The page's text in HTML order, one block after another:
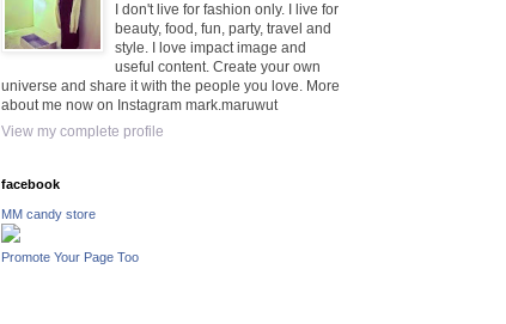
I don't live for fashion only. I live for
beauty, food, fun, party, travel and
style. I love impact image and
useful content. Create your own
universe and share it with the people you love. More
about me now on Instagram mark.maruwut
View my complete profile
facebook
MM candy store
Promote Your Page Too